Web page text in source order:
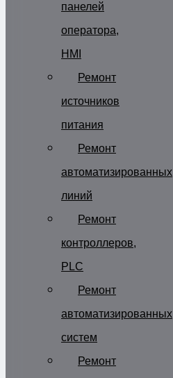
панелей
оператора,
HMI
Ремонт
источников
питания
Ремонт
автоматизированных
линий
Ремонт
контроллеров,
PLC
Ремонт
автоматизированных
систем
Ремонт